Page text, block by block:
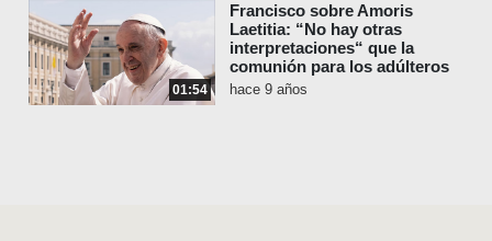
01:54
Francisco sobre Amoris
Laetitia: “No hay otras
interpretaciones“ que la
comunión para los adúlteros
hace 9 años